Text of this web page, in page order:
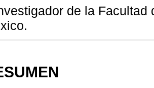
de la Facultad